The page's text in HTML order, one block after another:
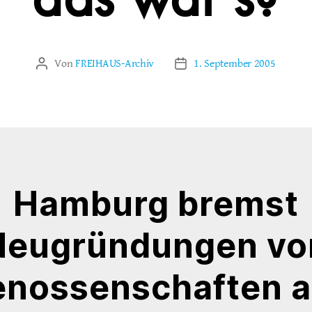
Beitragsautor
VonFREIHAUS-Archiv Veröffentlichungsdatum
1. September 2005
Hamburg bremst